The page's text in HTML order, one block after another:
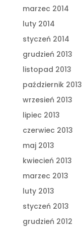
marzec 2014
luty 2014
styczeń 2014
grudzień 2013
listopad 2013
październik 2013
wrzesień 2013
lipiec 2013
czerwiec 2013
maj 2013
kwiecień 2013
marzec 2013
luty 2013
styczeń 2013
grudzień 2012